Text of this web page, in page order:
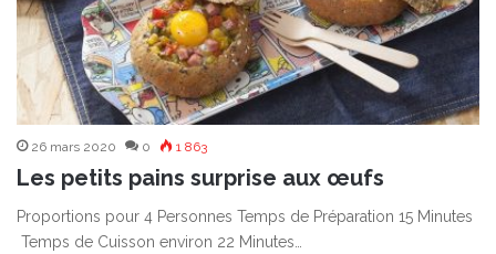
26 mars 2020 0 1 863
Les petits pains surprise aux œufs
Proportions pour 4 Personnes Temps de Préparation 15 Minutes
Temps de Cuisson environ 22 Minutes…